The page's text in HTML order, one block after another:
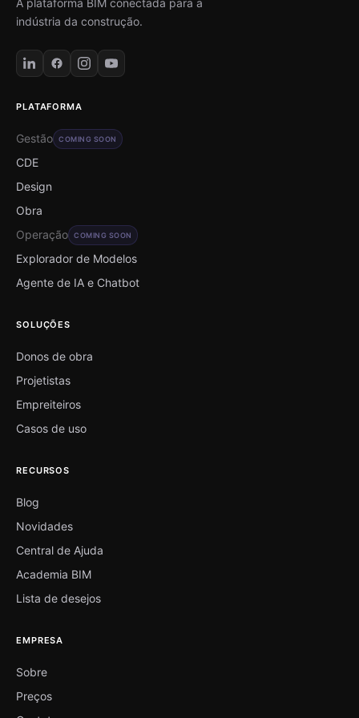
indústria da construção.
PLATAFORMA
Gestão COMING SOON
CDE
Design
Obra
Operação
COMING SOON
Explorador de Modelos
Agente de IA e Chatbot
SOLUÇÕES
Donos de obra
Projetistas
Empreiteiros
Casos de uso
RECURSOS
Blog
Novidades
Central de Ajuda
Academia BIM
Lista de desejos
EMPRESA
Sobre
Preços